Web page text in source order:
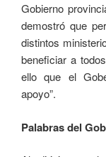
Gobierno
demostró que
distintos
beneficiar a
ello que el
apoyo”.
Palabras del